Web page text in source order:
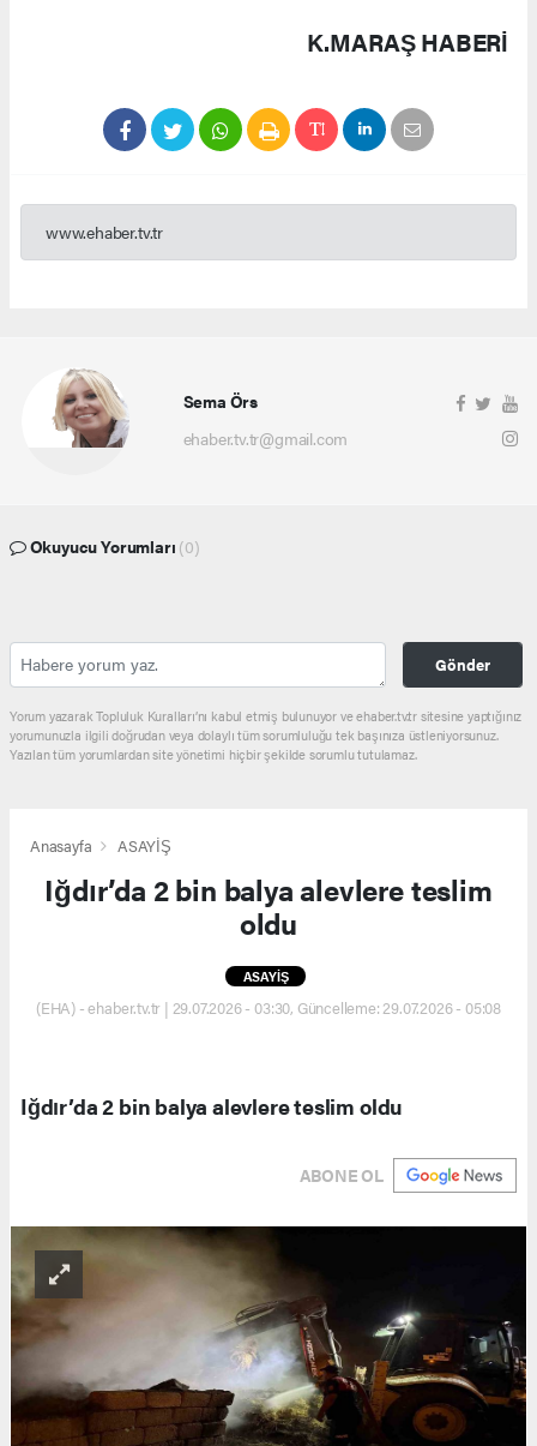
K.MARAŞ HABERİ
www.ehaber.tv.tr
Sema Örs
ehaber.tv.tr@gmail.com
Okuyucu Yorumları (0)
Gönder
Yorum yazarak Topluluk Kuralları’nı kabul etmiş bulunuyor ve ehaber.tv.tr sitesine yaptığınız
yorumunuzla ilgili doğrudan veya dolaylı tüm sorumluluğu tek başınıza üstleniyorsunuz.
Yazılan tüm yorumlardan site yönetimi hiçbir şekilde sorumlu tutulamaz.
Anasayfa ASAYİŞ
Iğdır’da 2 bin balya alevlere teslim
oldu
ASAYİŞ
(EHA) - ehaber.tv.tr | 29.07.2026 - 03:30, Güncelleme: 29.07.2026 - 05:08
Iğdır’da 2 bin balya alevlere teslim oldu
ABONE OL